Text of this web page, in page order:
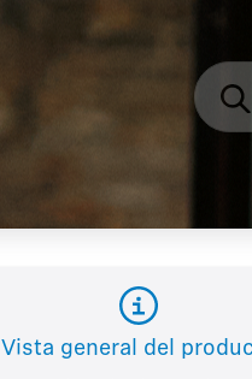
Vista general del